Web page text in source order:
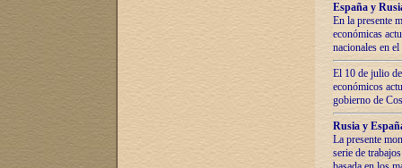
España y
En la presente
económicas
nacionales en
El 10 de julio
económicos
gobierno de
Rusia y
La presente
serie de